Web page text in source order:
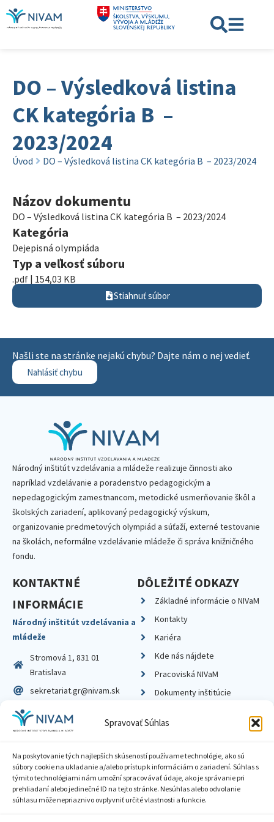
Spravovať Súhlas
Na poskytovanie tých najlepších skúseností používame technológie, ako sú
súbory cookie na ukladanie a/alebo prístup k informáciám o zariadení. Súhlas s
týmito technológiami nám umožní spracovávať údaje, ako je správanie pri
prehliadaní alebo jedinečné ID na tejto stránke. Nesúhlas alebo odvolanie
súhlasu môže nepriaznivo ovplyvniť určité vlastnosti a funkcie.
DO – Výsledková listina
CK kategória B –
2023/2024
Úvod DO – Výsledková listina CK kategória B – 2023/2024
Názov dokumentu
DO – Výsledková listina CK kategória B – 2023/2024
Kategória
Dejepisná olympiáda
Typ a veľkosť súboru
.pdf | 154,03 KB
Stiahnuť súbor
Našli ste na stránke nejakú chybu? Dajte nám o nej vedieť.
Nahlásiť chybu
Národný inštitút vzdelávania a mládeže realizuje činnosti ako
napríklad vzdelávanie a poradenstvo pedagogickým a
nepedagogickým zamestnancom, metodické usmerňovanie škôl a
školských zariadení, aplikovaný pedagogický výskum,
organizovanie predmetových olympiád a súťaží, externé testovanie
na školách, neformálne vzdelávanie mládeže či správa knižničného
fondu.
KONTAKTNÉ
INFORMÁCIE
Národný inštitút vzdelávania a
mládeže
Stromová 1, 831 01
Bratislava
sekretariat.gr@nivam.sk
IČO: 00164348
DIČ: 2020798714
DÔLEŽITÉ ODKAZY
Základné informácie o NIVaM
Kontakty
Kariéra
Kde nás nájdete
Pracoviská NIVaM
Dokumenty inštitúcie
Zásady ochrany súkromia